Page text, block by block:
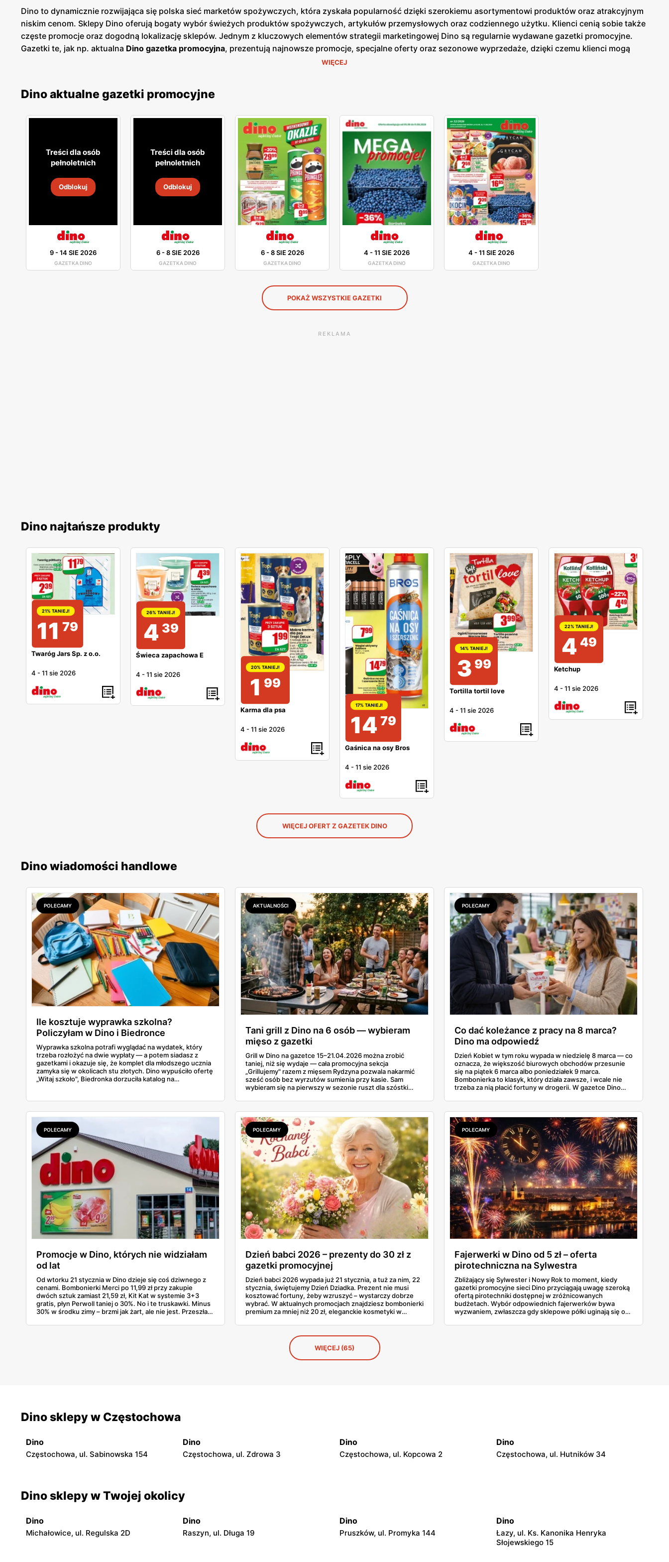
Dino to dynamicznie rozwijająca się polska sieć marketów spożywczych, która zyskała popularność dzięki szerokiemu asortymentowi produktów oraz atrakcyjnym
niskim cenom. Sklepy Dino oferują bogaty wybór świeżych produktów spożywczych, artykułów przemysłowych oraz codziennego użytku. Klienci cenią sobie także
częste promocje oraz dogodną lokalizację sklepów. Jednym z kluczowych elementów strategii marketingowej Dino są regularnie wydawane gazetki promocyjne.
Gazetki te, jak np. aktualna Dino gazetka promocyjna, prezentują najnowsze promocje, specjalne oferty oraz sezonowe wyprzedaże, dzięki czemu klienci mogą
planować swoje zakupy i korzystać z wyjątkowych okazji cenowych. Są one dostępne zarówno w formie papierowej w sklepach, jak i online, co umożliwia łatwy
które umożliwiają dodatkowe oszczędności przy regularnych zakupach. Dzięki dogodnym lokalizacjom oraz szerokiemu asortymentowi produktów, Dino stało się
blisko domu. Firma stawia na wysoką jakość obsługi oraz komfort klientów, co przekłada się na zadowolenie i lojalność kupujących. Sieć Dino to miejsce, gdzie
jakość, świeżość i niskie ceny idą w parze, oferując szeroki wybór produktów dla każdego klienta.
WIĘCEJ
Dino aktualne gazetki promocyjne
Treści dla osób
pełnoletnich
Odblokuj
9-14 SIE 2026
GAZETKA DINO
Treści dla osób
pełnoletnich
Odblokuj
6-8 SIE 2026
GAZETKA DINO
6-8 SIE 2026
GAZETKA DINO
4 -11 SIE 2026
GAZETKA DINO
4 -11 SIE 2026
GAZETKA DINO
POKAŻ WSZYSTKIE GAZETKI
REKLAMA
Dino najtańsze produkty
21% TANIEJ!
11 79
Twaróg Jars Sp. z o.o.
4 -11 sie 2026
26% TANIEJ!
4 39
Świeca zapachowa E
4 -11 sie 2026
20% TANIEJ!
1 99
Karma dla psa
4 -11 sie 2026
17% TANIEJ!
14 79
Gaśnica na osy Bros
4 -11 sie 2026
14% TANIEJ!
3 99
Tortilla tortil love
4 -11 sie 2026
22% TANIEJ!
4 49
Ketchup
4 -11 sie 2026
WIĘCEJ OFERT Z GAZETEK DINO
Dino wiadomości handlowe
POLECAMY
Ile kosztuje wyprawka szkolna?
Policzyłam w Dino i Biedronce
Wyprawka szkolna potrafi wyglądać na wydatek, który
trzeba rozłożyć na dwie wypłaty — a potem siadasz z
gazetkami i okazuje się, że komplet dla młodszego ucznia
zamyka się w okolicach stu złotych. Dino wypuściło ofertę
„Witaj szkoło", Biedronka dorzuciła katalog na
piórniki, plecaki, farby, kleje. Poniżej cała lista przyborów
szkolnych z cenami i terminami.
AKTUALNOŚCI
Tani grill z Dino na 6 osób — wybieram
mięso z gazetki
Grill w Dino na gazetce 15–21.04.2026 można zrobić
taniej, niż się wydaje — cała promocyjna sekcja
„Grillujemy" razem z mięsem Rydzyna pozwala nakarmić
sześć osób bez wyrzutów sumienia przy kasie. Sam
wybieram się na pierwszy w sezonie ruszt dla szóstki
porannej kawie. Kiełbasa Biesiadna za 11,99 zł,
marynowane udko z kurczaka po 15,99 zł za kilogram,
szynka wykwintna Rydzyna po 37,99. Sprawdzam, co
naprawdę wchodzi do koszyka, a co lepiej zostawić na
półce.
POLECAMY
Co dać koleżance z pracy na 8 marca?
Dino ma odpowiedź
Dzień Kobiet w tym roku wypada w niedzielę 8 marca — co
oznacza, że większość biurowych obchodów przesunie
się na piątek 6 marca albo poniedziałek 9 marca.
Bombonierka to klasyk, który działa zawsze, i wcale nie
trzeba za nią płacić fortuny w drogerii. W gazetce Dino
Rocher, Lindora i kilka innych markowych propozycji w
cenach, które robią różnicę. Zdążysz spokojnie — masz
cały tydzień.
POLECAMY
Promocje w Dino, których nie widziałam
od lat
Od wtorku 21 stycznia w Dino dzieje się coś dziwnego z
cenami. Bombonierki Merci po 11,99 zł przy zakupie
dwóch sztuk zamiast 21,59 zł, Kit Kat w systemie 3+3
gratis, płyn Perwoll taniej o 30%. No i te truskawki. Minus
30% w środku zimy – brzmi jak żart, ale nie jest. Przeszłam
opłacalne rzeczy, których szkoda byłoby nie kupić.
POLECAMY
Dzień babci 2026 – prezenty do 30 zł z
gazetki promocyjnej
Dzień babci 2026 wypada już 21 stycznia, a tuż za nim, 22
stycznia, świętujemy Dzień Dziadka. Prezent nie musi
kosztować fortuny, żeby wzruszyć – wystarczy dobrze
wybrać. W aktualnych promocjach znajdziesz bombonierki
premium za mniej niż 20 zł, eleganckie kosmetyki w
uwielbia. Sprawdź, co warto kupić teraz, póki półki
POLECAMY
Fajerwerki w Dino od 5 zł – oferta
pirotechniczna na Sylwestra
Zbliżający się Sylwester i Nowy Rok to moment, kiedy
gazetki promocyjne sieci Dino przyciągają uwagę szeroką
ofertą pirotechniki dostępnej w zróżnicowanych
budżetach. Wybór odpowiednich fajerwerków bywa
wyzwaniem, zwłaszcza gdy sklepowe półki uginają się od
klasycznych zestawów rakiet, a różnice w cenie nie
WIĘCEJ (65)
Dino sklepy w Częstochowa
Dino
Częstochowa, ul. Sabinowska 154
Dino
Częstochowa, ul. Zdrowa 3
Dino
Częstochowa, ul. Kopcowa 2
Dino
Częstochowa, ul. Hutników 34
Dino sklepy w Twojej okolicy
Dino
Michałowice, ul. Regulska 2D
Dino
Raszyn, ul. Długa 19
Dino
Pruszków, ul. Promyka 144
Dino
Łazy, ul. Ks. Kanonika Henryka
Słojewskiego 15